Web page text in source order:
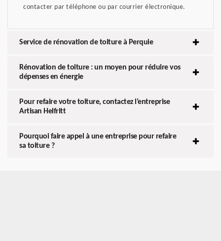
contacter par téléphone ou par courrier électronique.
Service de rénovation de toiture à Perquie
Rénovation de toiture : un moyen pour réduire vos
dépenses en énergie
Pour refaire votre toiture, contactez l’entreprise
Artisan Helfritt
Pourquoi faire appel à une entreprise pour refaire
sa toiture ?